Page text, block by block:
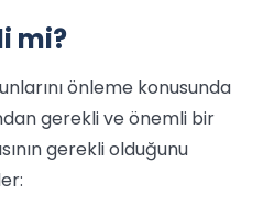
mi?
önleme konusunda
gerekli ve önemli bir
gerekli olduğunu